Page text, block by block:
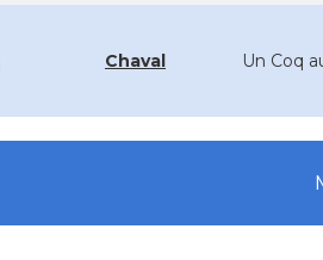
Chaval Un Coq